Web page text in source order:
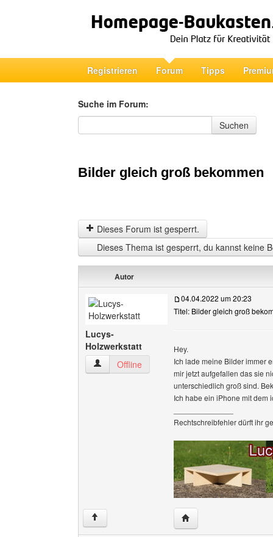
Registrieren Forum Tipps
Suche im Forum:
Suche im Forum
Suchen
Bilder gleich groß bekommen
Dieses Forum ist gesperrt.
Dieses Thema ist gesperrt, du kannst keine
Autor
Lucys-
Holzwerkstatt
Lucys-Holzwerkstatt Benutzer-Profile anzeigen
Offline
04.04.2022 um 20:23
Titel: Bilder gleich groß
Hey.
Ich lade meine Bilder immer
mir jetzt aufgefallen das sie
unterschiedlich groß sind.
Ich habe ein iPhone mit
Rechtschreibfehler dürft ihr
↑ Website dieses